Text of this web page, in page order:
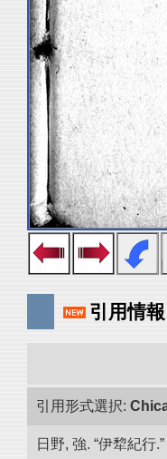
引用情報
引用形式選択:
日野, 強. “伊犂紀行